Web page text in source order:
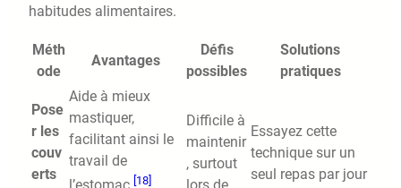
habitudes alimentaires.
Méth
ode
Avantages
Défis
possibles
Solutions
pratiques
Pose
r les
couv
erts
Aide à mieux
mastiquer,
facilitant ainsi le
travail de
[18]
Difficile à
maintenir
, surtout
Essayez cette
technique sur un
seul repas par jour